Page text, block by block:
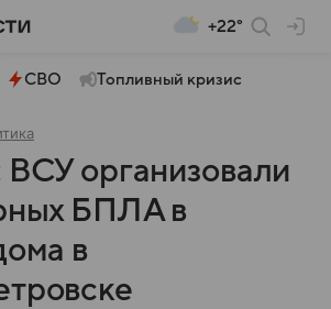
+22°
СВО Топливный кризис
организовали
БПЛА в
в